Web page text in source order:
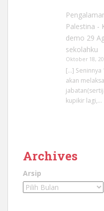
Palestina -
demo 29
sekolahku
Oktober 18,
[…] Seninnya
akan
kupikir lagi,…
Archives
Arsip